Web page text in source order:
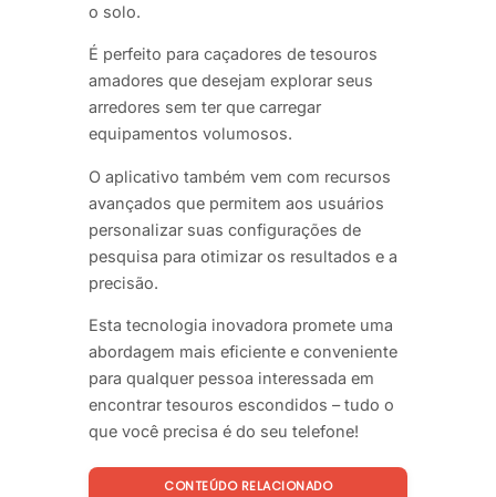
o solo.
É perfeito para caçadores de tesouros
amadores que desejam explorar seus
arredores sem ter que carregar
equipamentos volumosos.
O aplicativo também vem com recursos
avançados que permitem aos usuários
personalizar suas configurações de
pesquisa para otimizar os resultados e a
precisão.
Esta tecnologia inovadora promete uma
abordagem mais eficiente e conveniente
para qualquer pessoa interessada em
encontrar tesouros escondidos – tudo o
que você precisa é do seu telefone!
CONTEÚDO RELACIONADO